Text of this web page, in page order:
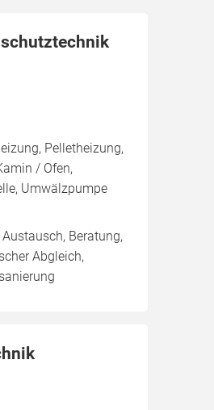
Pelletheizung,
/ Ofen,
Umwälzpumpe
Beratung,
Abgleich,